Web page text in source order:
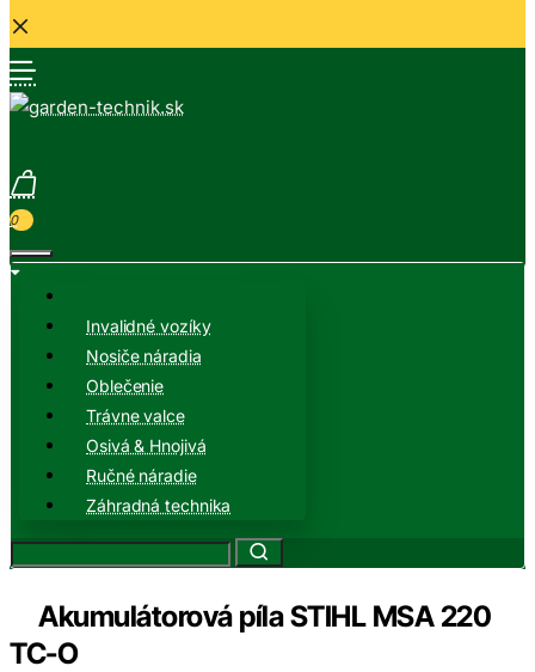
0
Invalidné vozíky
Nosiče náradia
Oblečenie
Trávne valce
Osivá & Hnojivá
Ručné náradie
Záhradná technika
Akumulátorová píla STIHL MSA 220
TC-O